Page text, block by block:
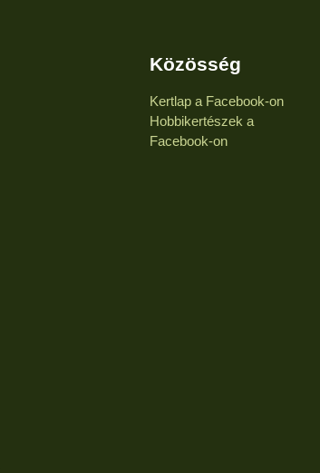
Közösség
Kertlap a Facebook-on
Hobbikertészek a
Facebook-on